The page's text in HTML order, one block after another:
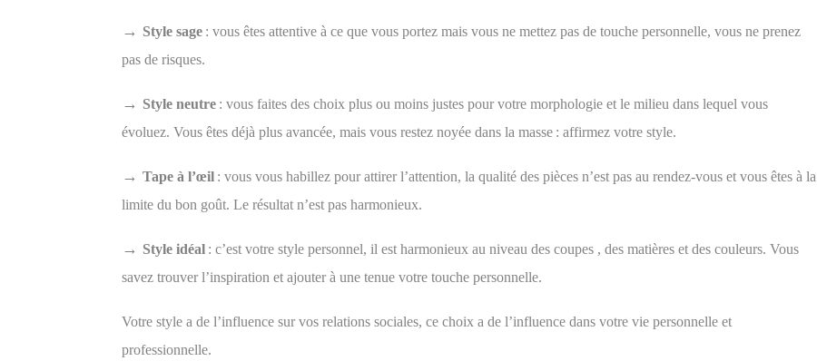
→ Style sage : vous êtes attentive à ce que vous portez mais vous ne mettez pas de touche personnelle, vous ne prenez
pas de risques.
→ Style neutre : vous faites des choix plus ou moins justes pour votre morphologie et le milieu dans lequel vous
évoluez. Vous êtes déjà plus avancée, mais vous restez noyée dans la masse : affirmez votre style.
→Tape à l’œil : vous vous habillez pour attirer l’attention, la qualité des pièces n’est pas au rendez-vous et vous êtes à la
limite du bon goût. Le résultat n’est pas harmonieux.
→ Style idéal : c’est votre style personnel, il est harmonieux au niveau des coupes , des matières et des couleurs. Vous
savez trouver l’inspiration et ajouter à une tenue votre touche personnelle.
Votre style a de l’influence sur vos relations sociales, ce choix a de l’influence dans votre vie personnelle et
professionnelle.